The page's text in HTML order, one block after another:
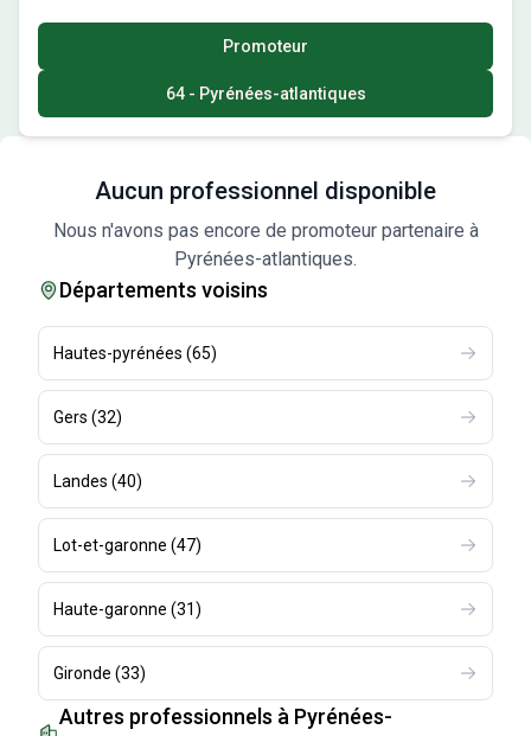
Promoteur
64 - Pyrénées-atlantiques
Aucun professionnel disponible
Nous n'avons pas encore de promoteur partenaire à
Pyrénées-atlantiques.
Départements voisins
Hautes-pyrénées (65)
Gers (32)
Landes (40)
Lot-et-garonne (47)
Haute-garonne (31)
Gironde (33)
Autres professionnels à Pyrénées-